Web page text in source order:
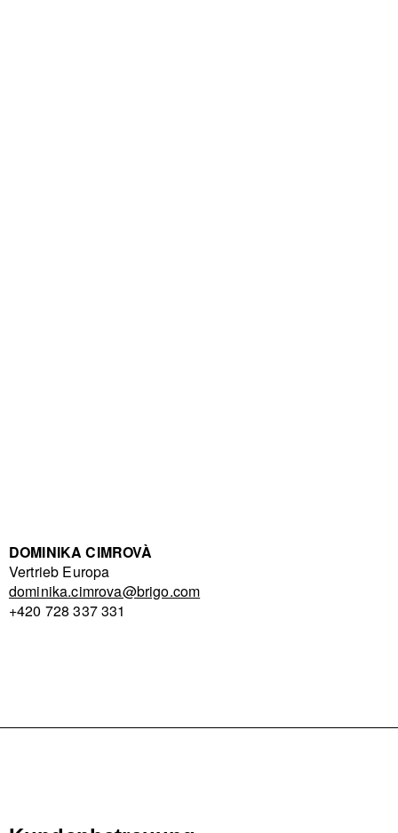
DOMINIKA CIMROVÀ
Vertrieb Europa
dominika.cimrova@brigo.com
+420 728 337 331